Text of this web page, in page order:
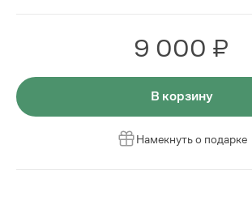
9 000 ₽
В корзину
Намекнуть о подарке